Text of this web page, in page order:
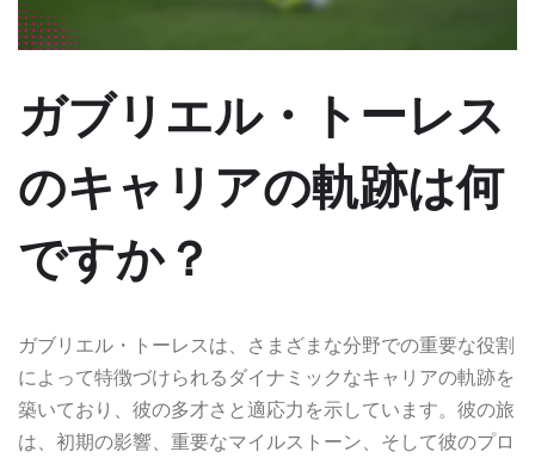
ガブリエル・トーレス
のキャリアの軌跡は何
ですか？
ガブリエル・トーレスは、さまざまな分野での重要な役割
によって特徴づけられるダイナミックなキャリアの軌跡を
築いており、彼の多才さと適応力を示しています。彼の旅
は、初期の影響、重要なマイルストーン、そして彼のプロ